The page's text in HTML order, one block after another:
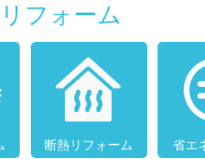
フォーム